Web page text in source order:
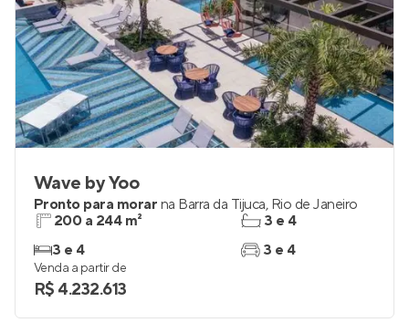
Wave by Yoo
Pronto para morar na Barra da Tijuca, Rio de Janeiro
200 a 244 m²
3 e 4
3 e 4
3 e 4
Venda a partir de
R$ 4.232.613